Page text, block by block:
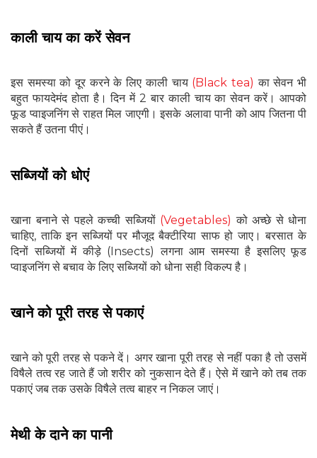
काली चाय का करें सेवन
इस समस्या को दूर करने के लिए काली चाय (Black tea) का सेवन भी
बहुत फायदेमंद होता है। दिन में 2 बार काली चाय का सेवन करें। आपको
फूड प्वाइजनिंग से राहत मिल जाएगी। इसके अलावा पानी को आप जितना पी
सकते हैं उतना पीएं।
सब्‍जियों को धोएं
खाना बनाने से पहले कच्ची सब्जियों (Vegetables) को अच्छे से धोना
चाहिए, ताकि इन सब्जियों पर मौजूद बैक्‍टीरिया साफ हो जाए। बरसात के
द‍िनों सब्जियों में कीड़े (Insects) लगना आम समस्‍या है इसल‍िए फूड
प्‍वाइजनिंग से बचाव के लिए सब्जियों को धोना सही विकल्‍प है।
खाने को पूरी तरह से पकाएं
खाने को पूरी तरह से पकने दें। अगर खाना पूरी तरह से नहीं पका है तो उसमें
विषैले तत्‍व रह जाते हैं जो शरीर को नुकसान देते हैं। ऐसे में खाने को तब तक
पकाएं जब तक उसके विषैले तत्‍व बाहर न निकल जाएं।
मेथी के दाने का पानी